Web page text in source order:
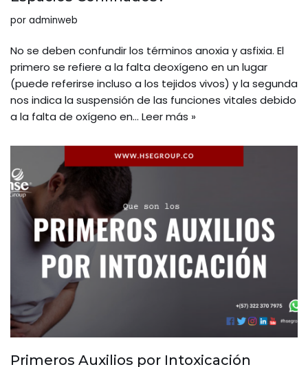
por adminweb
No se deben confundir los términos anoxia y asfixia. El
primero se refiere a la falta deoxígeno en un lugar
(puede referirse incluso a los tejidos vivos) y la segunda
nos indica la suspensión de las funciones vitales debido
a la falta de oxígeno en… Leer más »
Primeros Auxilios por Intoxicación